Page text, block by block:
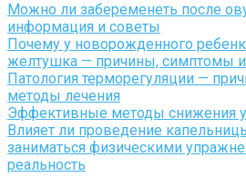
Можно ли забеременеть после
информация и советы
Почему у новорожденного
желтушка — причины, симптомы
Патология терморегуляции —
методы лечения
Эффективные методы снижения
Влияет ли проведение
заниматься физическими
реальность